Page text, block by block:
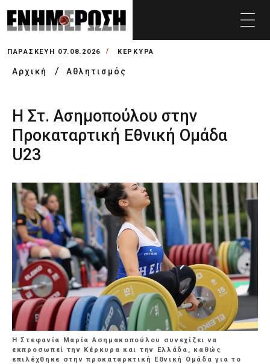
ΠΑΡΑΣΚΕΥΉ 07.08.2026 ΚΕΡΚΥΡΑ
Αρχική Αθλητισμός
Η Στ. Ασημοπούλου στην
Προκαταρτική Εθνική Ομάδα
U23
Η Στεφανία Μαρία Ασημακοπούλου συνεχίζει να
εκπροσωπεί την Κέρκυρα και την Ελλάδα, καθώς
επιλέχθηκε στην προκαταρκτική Εθνική Ομάδα για το